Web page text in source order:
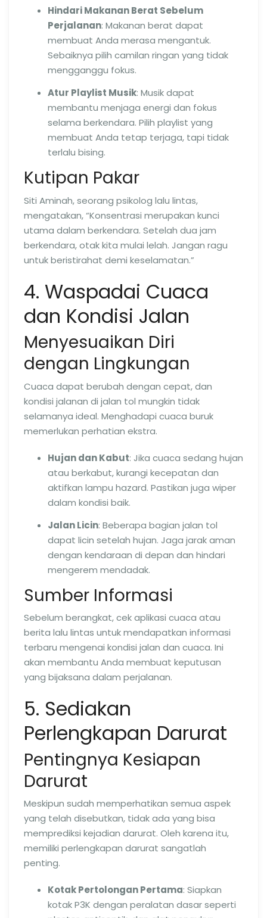
Hindari Makanan Berat Sebelum
Perjalanan: Makanan berat dapat
membuat Anda merasa mengantuk.
Sebaiknya pilih camilan ringan yang tidak
mengganggu fokus.
Atur Playlist Musik: Musik dapat
membantu menjaga energi dan fokus
selama berkendara. Pilih playlist yang
membuat Anda tetap terjaga, tapi tidak
terlalu bising.
Kutipan Pakar
Siti Aminah, seorang psikolog lalu lintas,
mengatakan, “Konsentrasi merupakan kunci
utama dalam berkendara. Setelah dua jam
berkendara, otak kita mulai lelah. Jangan ragu
untuk beristirahat demi keselamatan.”
4. Waspadai Cuaca
dan Kondisi Jalan
Menyesuaikan Diri
dengan Lingkungan
Cuaca dapat berubah dengan cepat, dan
kondisi jalanan di jalan tol mungkin tidak
selamanya ideal. Menghadapi cuaca buruk
memerlukan perhatian ekstra.
Hujan dan Kabut: Jika cuaca sedang hujan
atau berkabut, kurangi kecepatan dan
aktifkan lampu hazard. Pastikan juga wiper
dalam kondisi baik.
Jalan Licin: Beberapa bagian jalan tol
dapat licin setelah hujan. Jaga jarak aman
dengan kendaraan di depan dan hindari
mengerem mendadak.
Sumber Informasi
Sebelum berangkat, cek aplikasi cuaca atau
berita lalu lintas untuk mendapatkan informasi
terbaru mengenai kondisi jalan dan cuaca. Ini
akan membantu Anda membuat keputusan
yang bijaksana dalam perjalanan.
5. Sediakan
Perlengkapan Darurat
Pentingnya Kesiapan
Darurat
Meskipun sudah memperhatikan semua aspek
yang telah disebutkan, tidak ada yang bisa
memprediksi kejadian darurat. Oleh karena itu,
memiliki perlengkapan darurat sangatlah
penting.
Kotak Pertolongan Pertama: Siapkan
kotak P3K dengan peralatan dasar seperti